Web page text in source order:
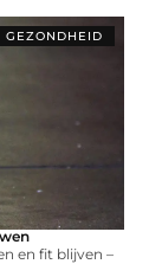
GEZONDHEID
en fit blijven –